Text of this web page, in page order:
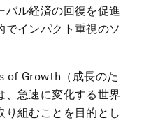
バル経済の回復を促進
でインパクト重視のソ
of Growth（成長のた
、急速に変化する世界
り組むことを目的とし